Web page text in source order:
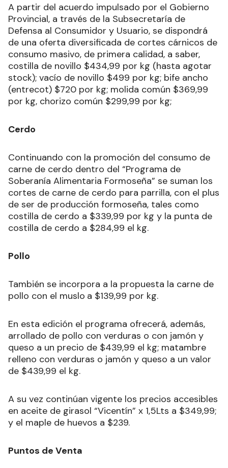
A partir del acuerdo impulsado por el Gobierno
Provincial, a través de la Subsecretaría de
Defensa al Consumidor y Usuario, se dispondrá
de una oferta diversificada de cortes cárnicos de
consumo masivo, de primera calidad, a saber,
costilla de novillo $434,99 por kg (hasta agotar
stock); vacío de novillo $499 por kg; bife ancho
(entrecot) $720 por kg; molida común $369,99
por kg, chorizo común $299,99 por kg;
Cerdo
Continuando con la promoción del consumo de
carne de cerdo dentro del “Programa de
Soberanía Alimentaria Formoseña” se suman los
cortes de carne de cerdo para parrilla, con el plus
de ser de producción formoseña, tales como
costilla de cerdo a $339,99 por kg y la punta de
costilla de cerdo a $284,99 el kg.
Pollo
También se incorpora a la propuesta la carne de
pollo con el muslo a $139,99 por kg.
En esta edición el programa ofrecerá, además,
arrollado de pollo con verduras o con jamón y
queso a un precio de $439,99 el kg; matambre
relleno con verduras o jamón y queso a un valor
de $439,99 el kg.
A su vez continúan vigente los precios accesibles
en aceite de girasol “Vicentín” x 1,5Lts a $349,99;
y el maple de huevos a $239.
Puntos de Venta